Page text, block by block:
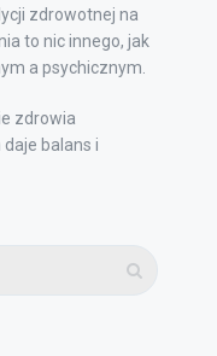
zdrowotnej na
to nic innego, jak
a psychicznym.
zdrowia
balans i